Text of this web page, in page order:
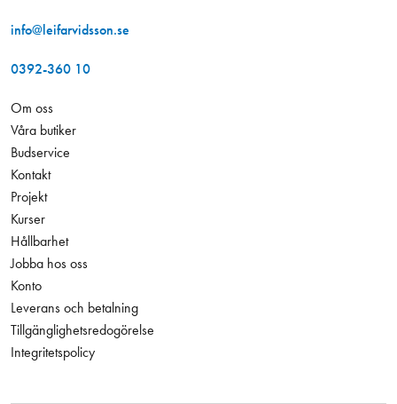
info@leifarvidsson.se
0392-360 10
Om oss
Våra butiker
Budservice
Kontakt
Projekt
Kurser
Hållbarhet
Jobba hos oss
Konto
Leverans och betalning
Tillgänglighetsredogörelse
Integritetspolicy